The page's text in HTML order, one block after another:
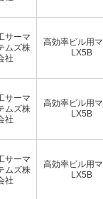
サーマ
ムズ株
社
高効率ビル用
LX5B
サーマ
ムズ株
社
高効率ビル用
LX5B
サーマ
ムズ株
社
高効率ビル用
LX5B